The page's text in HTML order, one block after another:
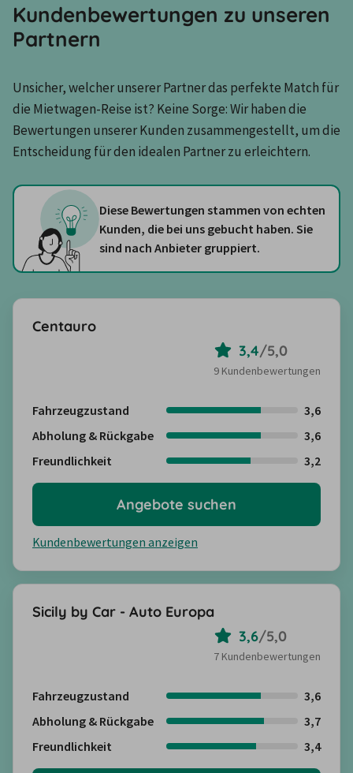
Kundenbewertungen zu unseren
Partnern
Unsicher, welcher unserer Partner das perfekte Match für
die Mietwagen-Reise ist? Keine Sorge: Wir haben die
Bewertungen unserer Kunden zusammengestellt, um die
Entscheidung für den idealen Partner zu erleichtern.
Diese Bewertungen stammen von echten
Kunden, die bei uns gebucht haben. Sie
sind nach Anbieter gruppiert.
Centauro
3,4/5,0
9 Kundenbewertungen
Fahrzeugzustand
3,6
Abholung & Rückgabe
3,6
Freundlichkeit
3,2
Kundenbewertungen anzeigen
Angebote suchen
Sicily by Car - Auto Europa
3,6/5,0
7 Kundenbewertungen
Fahrzeugzustand
3,6
Abholung & Rückgabe
3,7
Freundlichkeit
3,4